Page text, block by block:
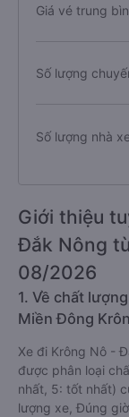
Giá vé trung
Số lượng
Số lượng nhà xe
Giới thiệu
Đắk Nông
08/2026
1. Về chất
Miền Đông
Xe đi Krông Nô -
được phân loại
nhất, 5: tốt nhất)
lượng xe, Đúng